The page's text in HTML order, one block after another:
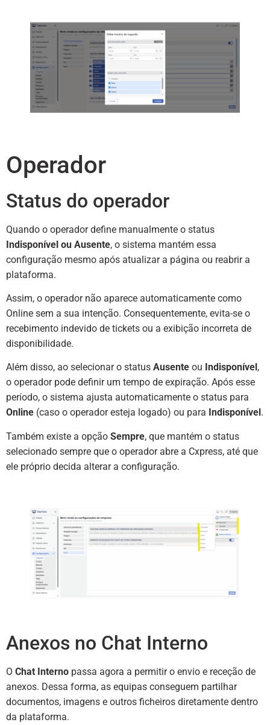
Operador
Status do operador
Quando o operador define manualmente o status
Indisponível ou Ausente, o sistema mantém essa
configuração mesmo após atualizar a página ou reabrir a
plataforma.
Assim, o operador não aparece automaticamente como
Online sem a sua intenção. Consequentemente, evita-se o
recebimento indevido de tickets ou a exibição incorreta de
disponibilidade.
Além disso, ao selecionar o status Ausente ou Indisponível ,
o operador pode definir um tempo de expiração. Após esse
período, o sistema ajusta automaticamente o status para
Online (caso o operador esteja logado) ou para Indisponível .
Também existe a opção Sempre, que mantém o status
selecionado sempre que o operador abre a Cxpress, até que
ele próprio decida alterar a configuração.
Anexos no Chat Interno
O Chat Interno passa agora a permitir o envio e receção de
anexos. Dessa forma, as equipas conseguem partilhar
documentos, imagens e outros ficheiros diretamente dentro
da plataforma.